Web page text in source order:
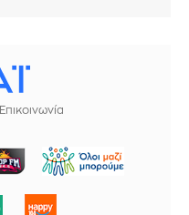
Επικοινωνία
ΜΠΟΡΟΥΜΕ